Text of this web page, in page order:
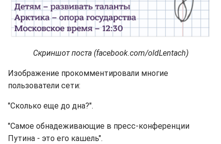
Скриншот поста (facebook.com/oldLentach)
Изображение прокомментировали многие
пользователи сети:
"Сколько еще до дна?".
"Самое обнадеживающие в пресс-конференции
Путина - это его кашель".